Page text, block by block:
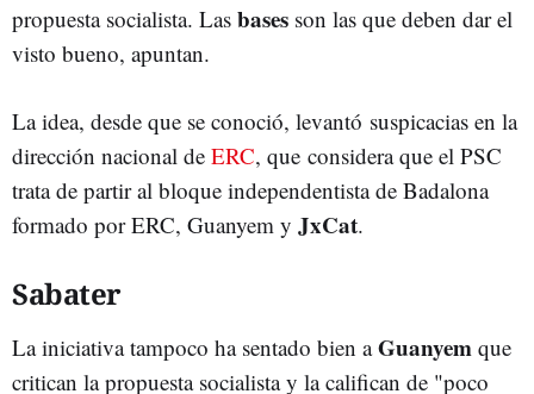
propuesta socialista. Las bases son las que deben dar el
visto bueno, apuntan.
La idea, desde que se conoció, levantó suspicacias en la
dirección nacional de ERC, que considera que el PSC
trata de partir al bloque independentista de Badalona
formado por ERC, Guanyem y JxCat.
Sabater
La iniciativa tampoco ha sentado bien aGuanyem que
critican la propuesta socialista y la califican de "poco